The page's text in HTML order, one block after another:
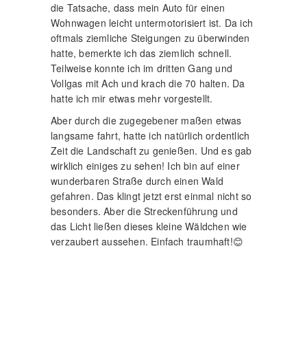
hatte ich mir etwas mehr vorgestellt.
Aber durch die zugegebener maßen etwas
langsame fahrt, hatte ich natürlich ordentlich
Zeit die Landschaft zu genießen. Und es gab
wirklich einiges zu sehen! Ich bin auf einer
wunderbaren Straße durch einen Wald
besonders. Aber die Streckenführung und
das Licht ließen dieses kleine Wäldchen wie
verzaubert aussehen. Einfach traumhaft!😊